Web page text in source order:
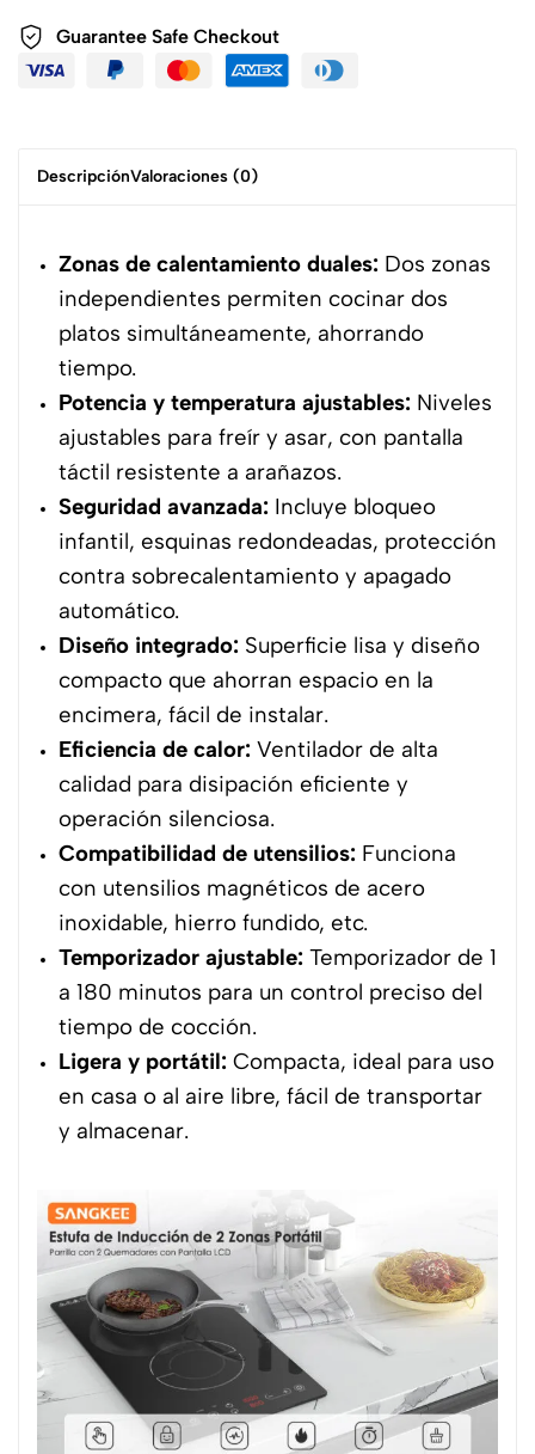
Guarantee Safe Checkout
DescripciónValoraciones (0)
Zonas de calentamiento duales: Dos zonas
independientes permiten cocinar dos
platos simultáneamente, ahorrando
tiempo.
Potencia y temperatura ajustables: Niveles
ajustables para freír y asar, con pantalla
táctil resistente a arañazos.
Seguridad avanzada: Incluye bloqueo
infantil, esquinas redondeadas, protección
contra sobrecalentamiento y apagado
automático.
Diseño integrado: Superficie lisa y diseño
compacto que ahorran espacio en la
encimera, fácil de instalar.
Eficiencia de calor: Ventilador de alta
calidad para disipación eficiente y
operación silenciosa.
Compatibilidad de utensilios: Funciona
con utensilios magnéticos de acero
inoxidable, hierro fundido, etc.
Temporizador ajustable: Temporizador de 1
a 180 minutos para un control preciso del
tiempo de cocción.
Ligera y portátil: Compacta, ideal para uso
en casa o al aire libre, fácil de transportar
y almacenar.